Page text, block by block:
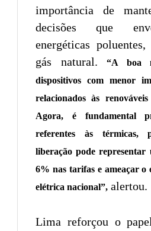
importância de
decisões que
energéticas
gás natural.“A boa
dispositivos com menor
relacionados às
Agora, é fundamental
referentes às térmicas,
liberação pode representar
6% nas tarifas e ameaçar
elétrica nacional”, alertou.
Lima reforçou o